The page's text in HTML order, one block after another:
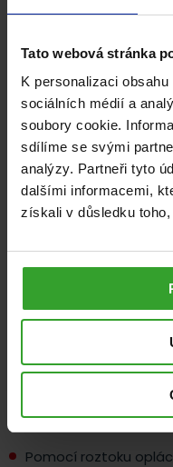
Tato webová stránka
K personalizaci
sociálních médií a
soubory cookie.
sdílíme se svými
analýzy. Partneři tyto
dalšími informacemi,
získali v důsledku
Návod k
Pečlivě si umyjte a
Vyjměte čočku z oka
kapek roztoku a
stranách.
Pomocí roztoku